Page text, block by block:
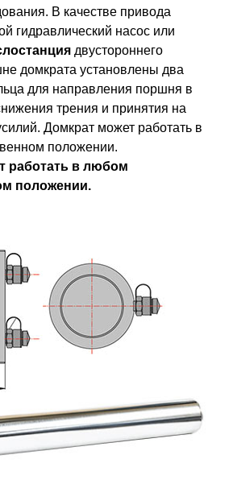
В качестве привода
гидравлический насос или
двустороннего
домкрата установлены два
для направления поршня в
трения и принятия на
Домкрат может работать в
положении.
работать в любом
положении.